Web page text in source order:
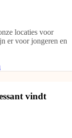
locaties voor
er voor jongeren en
vindt